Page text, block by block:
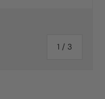
1 / de
3